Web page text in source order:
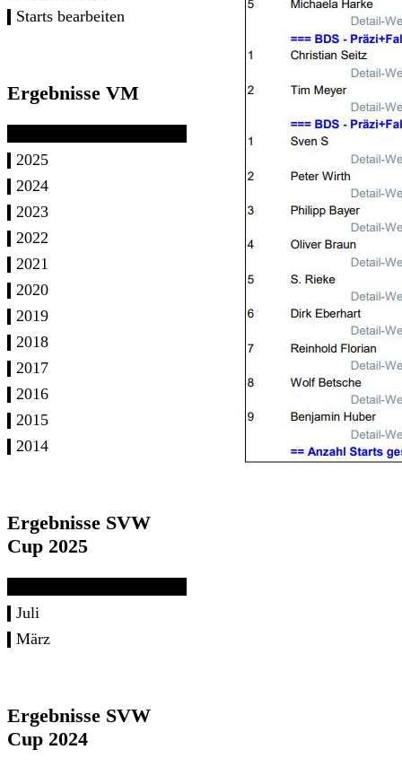
Starts bearbeiten
Ergebnisse VM
2025
2024
2023
2022
2021
2020
2019
2018
2017
2016
2015
2014
Ergebnisse SVW
Cup 2025
Juli
März
Ergebnisse SVW
Cup 2024